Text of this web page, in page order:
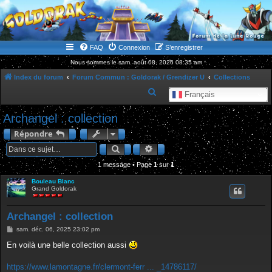
WWW.GOLDORAKGO.COM
le site de la Lune Rouge
FAQ Connexion S’enregistrer
Nous sommes le sam. août 08, 2026 08:35 am
Index du forum Forum Commun : Goldorak / Grendizer U Collections
Français
e
c
e
r
Archangel : collection
Répondre
RechercherRecherche avancée
1 message • Page 1sur1
Bouleau Blanc
Grand Goldorak
Archangel : collection
M
s
g
sam. déc. 06, 2025 23:02 pm
En voilà une belle collection aussi
https://www.lamontagne.fr/clermont-ferr ... _14786117/